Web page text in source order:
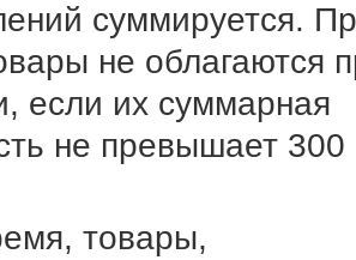
суммируется.
не облагаются
если их суммарная
не превышает 300
товары,